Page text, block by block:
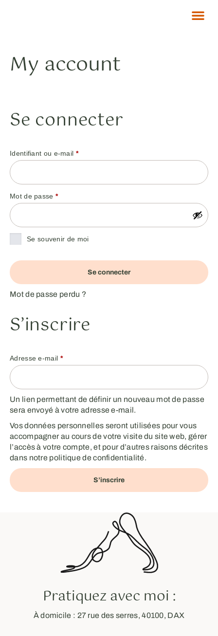
My account
Se connecter
Identifiant ou e-mail *
Mot de passe *
Se souvenir de moi
Se connecter
Mot de passe perdu ?
S’inscrire
Adresse e-mail *
Un lien permettant de définir un nouveau mot de passe
sera envoyé à votre adresse e-mail.
Vos données personnelles seront utilisées pour vous
accompagner au cours de votre visite du site web, gérer
l’accès à votre compte, et pour d’autres raisons décrites
dans notre politique de confidentialité.
S’inscrire
Pratiquez avec moi :
À domicile : 27 rue des serres, 40100, DAX